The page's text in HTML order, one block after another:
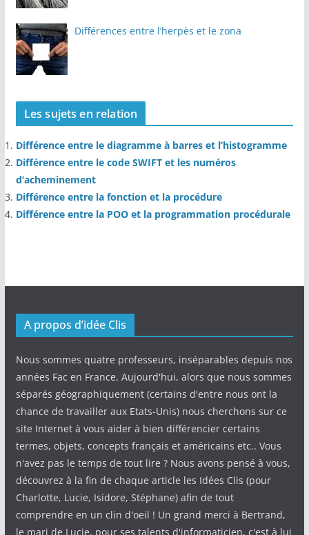
Différences entre l’herpès et le zona
Les sujets en relation
Différence entre le diagramme à barres et l’histogramme
Différence entre le code SWIFT et les numéros
d’acheminement
Différence entre la fonction et la procédure
Différence entre la POO et la programmation procédurale
A propos d’idée Clis
Nous sommes quatre professeurs, inséparables depuis nos
années Fac en France. Aujourd'hui, alors que nous sommes
séparés géographiquement (certains d'entre nous ont la
chance de travailler aux Etats-Unis) nous cherchons sur ce
site Internet à vous aider à bien différencier certains
termes, objets, concepts français et américains etc.. Vous
n'avez pas le temps de tout lire ? Nous avons pensé à vous,
découvrez à la fin de chaque article les Idées Clis (pour
Charlotte, Lucie, Isidore, Stéphane) afin de tout
comprendre en un clin d'oeil ! Un grand merci à Bertrand,
le mari de Lucie, pour ses talents d'informaticien, c'est à lui